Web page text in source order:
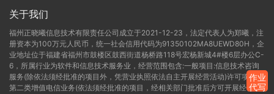
关于我们
福州正晓曦信息技术有限责任公司成立于2021-12-23，法定代表人为郑曦，注
册资本为100万元人民币，统一社会信用代码为91350102MA8UEWD80H，企
业地址位于福建省福州市鼓楼区鼓西街道杨桥路118号宏杨新城4#楼6层办公C-
6，所属行业为软件和信息技术服务业，经营范围包含:一般项目:信息技术咨询
服务(除依法须经批准的项目外，凭营业执照依法自主开展经营活动)许可项目:
第二类增值电信业务(依法须经批准的项目，经相关部门批准后方可开展经营活
作业
代写